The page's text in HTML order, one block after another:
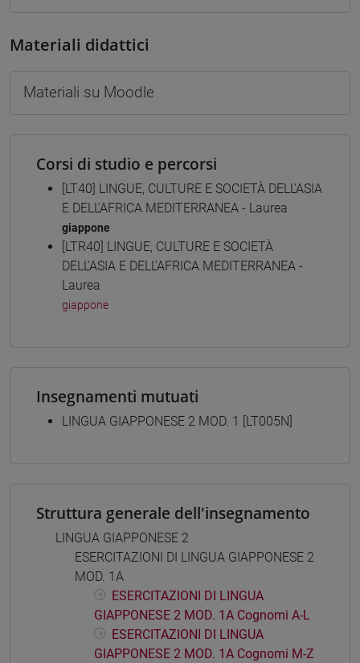
Materiali didattici
Materiali su Moodle
Corsi di studio e percorsi
[LT40] LINGUE, CULTURE E SOCIETÀ DELL'ASIA
E DELL'AFRICA MEDITERRANEA - Laurea
giappone
[LTR40] LINGUE, CULTURE E SOCIETÀ
DELL'ASIA E DELL'AFRICA MEDITERRANEA -
Laurea
giappone
Insegnamenti mutuati
LINGUA GIAPPONESE 2 MOD. 1 [LT005N]
Struttura generale dell'insegnamento
LINGUA GIAPPONESE 2
ESERCITAZIONI DI LINGUA GIAPPONESE 2
MOD. 1A
ESERCITAZIONI DI LINGUA
GIAPPONESE 2 MOD. 1A Cognomi A-L
ESERCITAZIONI DI LINGUA
GIAPPONESE 2 MOD. 1A Cognomi M-Z